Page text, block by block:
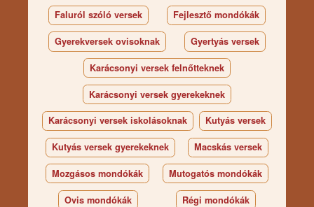
Faluról szóló versek Fejlesztő mondókák
Gyerekversek ovisoknak Gyertyás versek
Karácsonyi versek felnőtteknek
Karácsonyi versek gyerekeknek
Karácsonyi versek iskolásoknak Kutyás versek
Kutyás versek gyerekeknek Macskás versek
Mozgásos mondókák Mutogatós mondókák
Ovis mondókák Régi mondókák